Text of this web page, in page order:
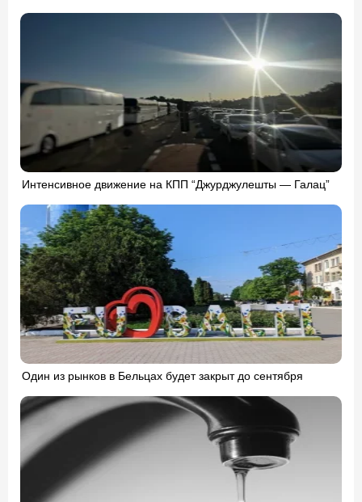
Интенсивное движение на КПП “Джурджулешты — Галац”
Один из рынков в Бельцах будет закрыт до сентября